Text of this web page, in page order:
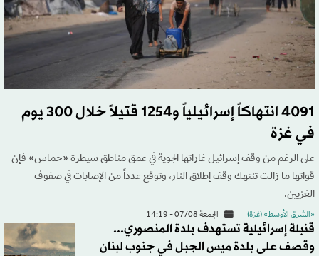
4091 انتهاكاً إسرائيلياً و1254 قتيلاً خلال 300 يوم
في غزة
على الرغم من وقف إسرائيل غاراتها الجوية في عمق مناطق سيطرة «حماس» فإن
قواتها ما زالت تنتهك وقف إطلاق النار، وتوقع عدداً من الإصابات في صفوف
الغزيين.
«الشرق الأوسط» (غزة) الجمعة 07/08 - 14:19
قنبلة إسرائيلية تستهدف بلدة المنصوري...
وقصف على بلدة ميس الجبل في جنوب لبنان